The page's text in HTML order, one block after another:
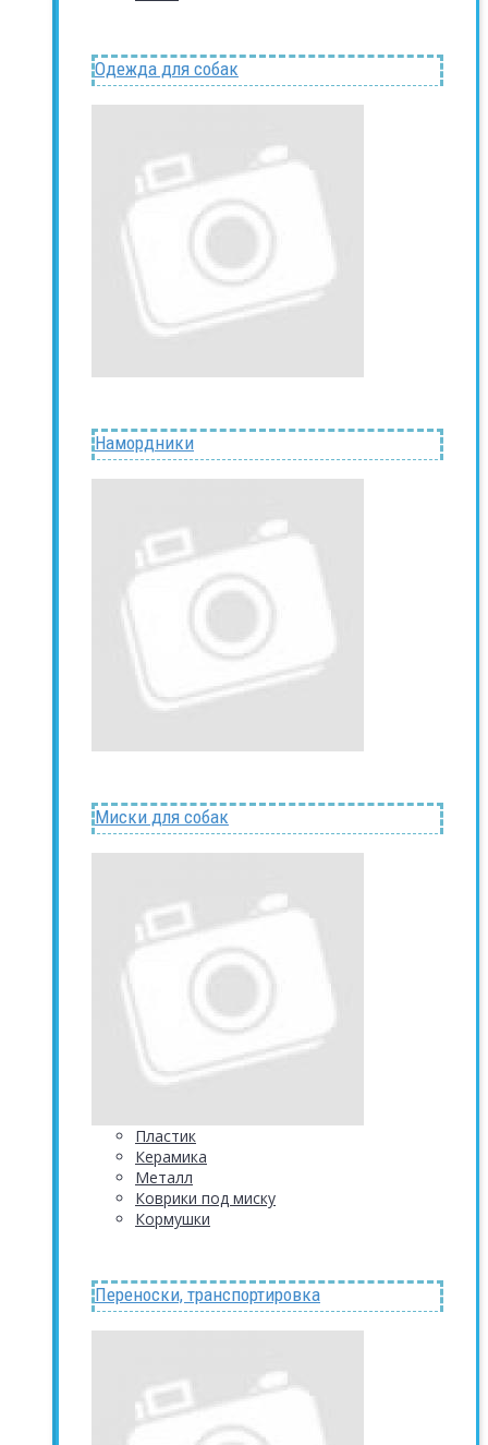
Одежда для собак
Намордники
Миски для собак
Пластик
Керамика
Металл
Коврики под миску
Кормушки
Переноски, транспортировка